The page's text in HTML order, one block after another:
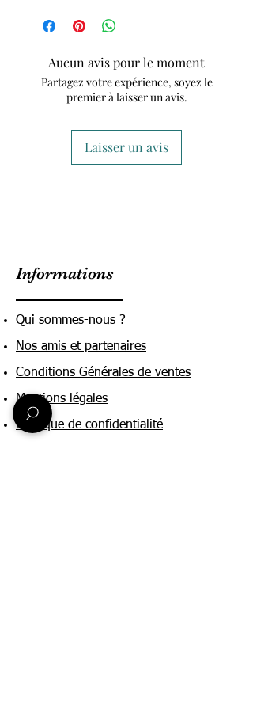
Aucun avis pour le moment
Partagez votre expérience, soyez le
premier à laisser un avis.
Laisser un avis
Informations
Qui sommes-nous ?
Nos amis et partenaires
Conditions Générales de ventes
Mentions légales
Politique de confidentialité